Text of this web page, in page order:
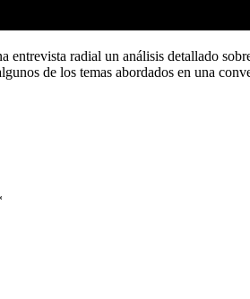
radial un análisis detallado
de los temas abordados en una